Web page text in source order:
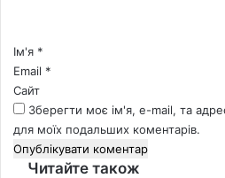
*Ім'я *
Email *
Сайт
Зберегти моє ім'я, e-mail, та
для моїх подальших коментарів.
Читайте також